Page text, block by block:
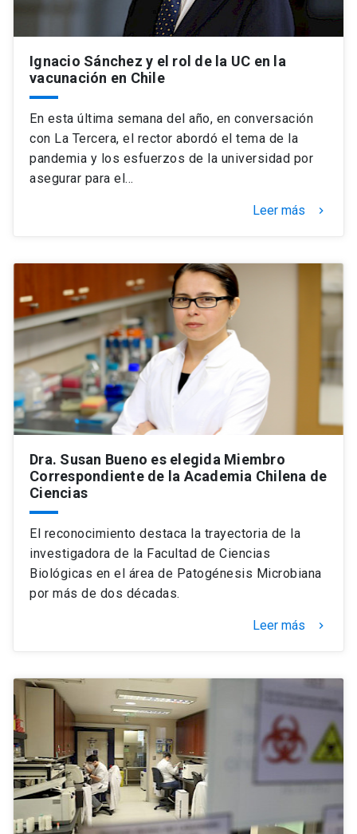
Ignacio Sánchez y el rol de la UC en la
vacunación en Chile
En esta última semana del año, en conversación
con La Tercera, el rector abordó el tema de la
pandemia y los esfuerzos de la universidad por
asegurar para el…
Leer más keyboard_arrow_right
Dra. Susan Bueno es elegida Miembro
Correspondiente de la Academia Chilena de
Ciencias
El reconocimiento destaca la trayectoria de la
investigadora de la Facultad de Ciencias
Biológicas en el área de Patogénesis Microbiana
por más de dos décadas.
Leer más keyboard_arrow_right